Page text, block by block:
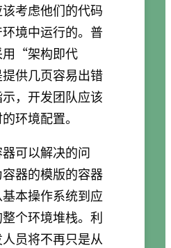
考虑他们的代码
境中运行的。普
用“架构即代
供几页容易出错
，开发团队应该
环境配置。
可以解决的问
器的模版的容器
本操作系统到应
个环境堆栈。利
员将不再只是从